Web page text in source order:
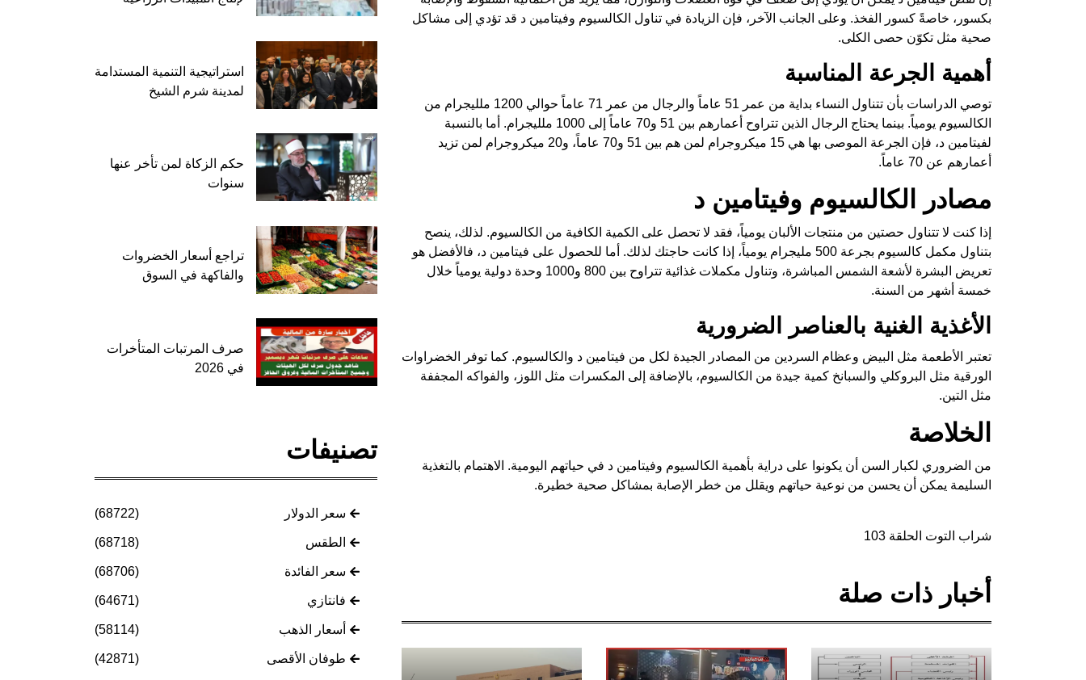
بكسور، خاصةً كسور الفخذ. وعلى الجانب الآخر، فإن الزيادة في تناول الكالسيوم وفيتامين د قد تؤدي إلى مشاكل
صحية مثل تكوّن حصى الكلى.
أهمية الجرعة المناسبة
توصي الدراسات بأن تتناول النساء بداية من عمر 51 عاماً والرجال من عمر 71 عاماً حوالي 1200 ملليجرام من
الكالسيوم يومياً. بينما يحتاج الرجال الذين تتراوح أعمارهم بين 51 و70 عاماً إلى 1000 ملليجرام. أما بالنسبة
لفيتامين د، فإن الجرعة الموصى بها هي 15 ميكروجرام لمن هم بين 51 و70 عاماً، و20 ميكروجرام لمن تزيد
أعمارهم عن 70 عاماً.
مصادر الكالسيوم وفيتامين د
إذا كنت لا تتناول حصتين من منتجات الألبان يومياً، فقد لا تحصل على الكمية الكافية من الكالسيوم. لذلك، ينصح
بتناول مكمل كالسيوم بجرعة 500 مليجرام يومياً، إذا كانت حاجتك لذلك. أما للحصول على فيتامين د، فالأفضل هو
تعريض البشرة لأشعة الشمس المباشرة، وتناول مكملات غذائية تتراوح بين 800 و1000 وحدة دولية يومياً خلال
خمسة أشهر من السنة.
الأغذية الغنية بالعناصر الضرورية
تعتبر الأطعمة مثل البيض وعظام السردين من المصادر الجيدة لكل من فيتامين د والكالسيوم. كما توفر الخضراوات
الورقية مثل البروكلي والسبانخ كمية جيدة من الكالسيوم، بالإضافة إلى المكسرات مثل اللوز، والفواكه المجففة
مثل التين.
الخلاصة
من الضروري لكبار السن أن يكونوا على دراية بأهمية الكالسيوم وفيتامين د في حياتهم اليومية. الاهتمام بالتغذية
السليمة يمكن أن يحسن من نوعية حياتهم ويقلل من خطر الإصابة بمشاكل صحية خطيرة.
شراب التوت الحلقة 103
أخبار ذات صلة
استراتيجية التنمية المستدامة
لمدينة شرم الشيخ
حكم الزكاة لمن تأخر عنها
سنوات
تراجع أسعار الخضروات
والفاكهة في السوق
صرف المرتبات المتأخرات
في 2026
تصنيفات
سعر الدولار (68722)
الطقس (68718)
سعر الفائدة (68706)
فانتازي (64671)
أسعار الذهب (58114)
طوفان الأقصى (42871)